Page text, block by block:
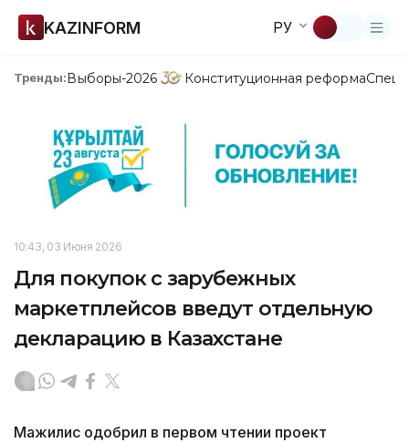
KAZINFORM РУ
Тренды:Выборы-2026 Конституционная реформа
10:43, 03 Июня 2026
Для покупок с зарубежных
маркетплейсов введут отдельную
декларацию в Казахстане
Мажилис одобрил в первом чтении проект